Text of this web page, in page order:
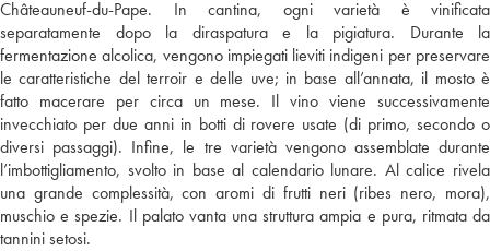
Châteauneuf-du-Pape. In cantina, ogni varietà è vinificata
separatamente dopo la diraspatura e la pigiatura. Durante la
fermentazione alcolica, vengono impiegati lieviti indigeni per preservare
le caratteristiche del terroir e delle uve; in base all’annata, il mosto è
fatto macerare per circa un mese. Il vino viene successivamente
invecchiato per due anni in botti di rovere usate (di primo, secondo o
diversi passaggi). Infine, le tre varietà vengono assemblate durante
l’imbottigliamento, svolto in base al calendario lunare. Al calice rivela
una grande complessità, con aromi di frutti neri (ribes nero, mora),
muschio e spezie. Il palato vanta una struttura ampia e pura, ritmata da
tannini setosi.